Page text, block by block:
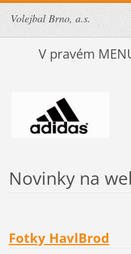
Volejbal Brno, a.s.
V pravém
Novinky na
Fotky HavlBrod